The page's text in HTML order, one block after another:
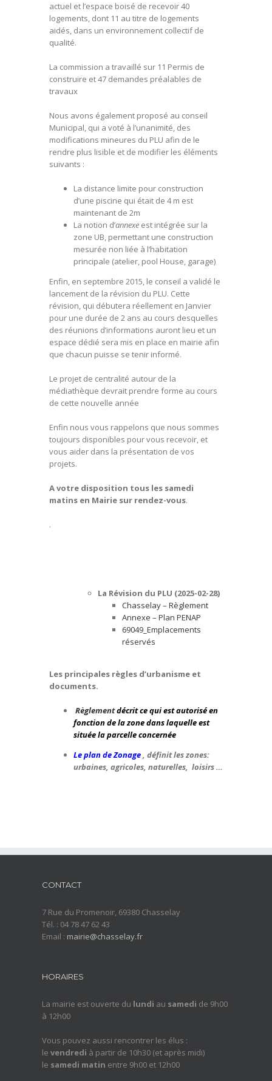
actuel et l’espace boisé de recevoir 40
logements, dont 11 au titre de logements
aidés, dans un environnement collectif de
qualité.
La commission a travaillé sur 11 Permis de
construire et 47 demandes préalables de
travaux
Nous avons également proposé au conseil
Municipal, qui a voté à l’unanimité, des
modifications mineures du PLU afin de le
rendre plus lisible et de modifier les éléments
suivants :
La distance limite pour construction
d’une piscine qui était de 4 m est
maintenant de 2m
La notion d’annexe est intégrée sur la
zone UB, permettant une construction
mesurée non liée à l’habitation
principale (atelier, pool House, garage)
Enfin, en septembre 2015, le conseil a validé le
lancement de la révision du PLU. Cette
révision, qui débutera réellement en Janvier
pour une durée de 2 ans au cours desquelles
des réunions d’informations auront lieu et un
espace dédié sera mis en place en mairie afin
que chacun puisse se tenir informé.
Le projet de centralité autour de la
médiathèque devrait prendre forme au cours
de cette nouvelle année
Enfin nous vous rappelons que nous sommes
toujours disponibles pour vous recevoir, et
vous aider dans la présentation de vos
projets.
A votre disposition tous les samedi
matins en Mairie sur rendez-vous.
.
La Révision du PLU (2025-02-28)
Chasselay – Règlement
Annexe – Plan PENAP
69049_Emplacements
réservés
Les principales règles d’urbanisme et
documents.
Règlementdécrit ce qui est autorisé en
fonction de la zone dans laquelle est
située la parcelle concernée
Le plan de Zonage, définit les zones:
urbaines, agricoles, naturelles, loisirs …
CONTACT
7 Rue du Promenoir, 69380 Chasselay
Tél. : 04 78 47 62 43
Email : mairie@chasselay.fr
HORAIRES
La mairie est ouverte du lundi au samedi de 9h00
à 12h00
Vous pouvez aussi rencontrer les élus :
le vendredi à partir de 10h30 (et après midi)
le samedi matin entre 9h00 et 12h00